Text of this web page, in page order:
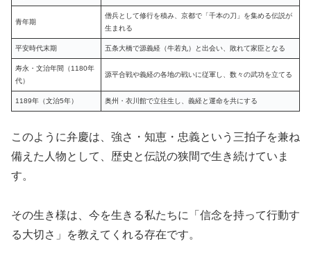
青年期
僧兵として修行を積み、京都で「千本の刀」を集める伝説が
生まれる
平安時代末期 五条大橋で源義経（牛若丸）と出会い、敗れて家臣となる
寿永・文治年間（1180年
代）
源平合戦や義経の各地の戦いに従軍し、数々の武功を立てる
1189年（文治5年） 奥州・衣川館で立往生し、義経と運命を共にする
このように弁慶は、強さ・知恵・忠義という三拍子を兼ね
備えた人物として、歴史と伝説の狭間で生き続けていま
す。
その生き様は、今を生きる私たちに「信念を持って行動す
る大切さ」を教えてくれる存在です。